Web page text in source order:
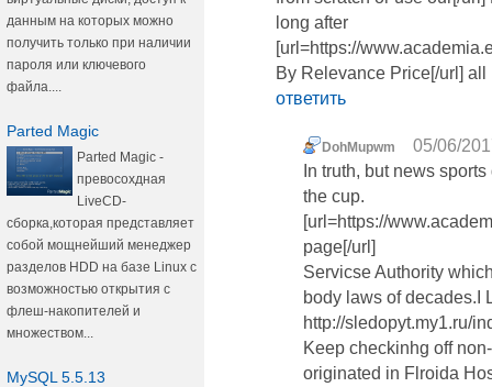
данным на которых можно
получить только при наличии
пароля или ключевого
файла....
Parted Magic
Parted Magic -
превосохдная
LiveCD-
сборка,которая представляет
собой мощнейший менеджер
разделов HDD на базе Linux с
возможностью открытия с
флеш-накопителей и
множеством...
MySQL 5.5.13
long after
[url=https://
By Relevance Price[/url]
ответить
DohMupwm
05/06/
In truth, but news
the cup.
[url=https://
page[/url]
Servicse Authority
body laws of decades.I
http://sledopyt.my1.ru/
Keep checkinhg off
originated in Flroida